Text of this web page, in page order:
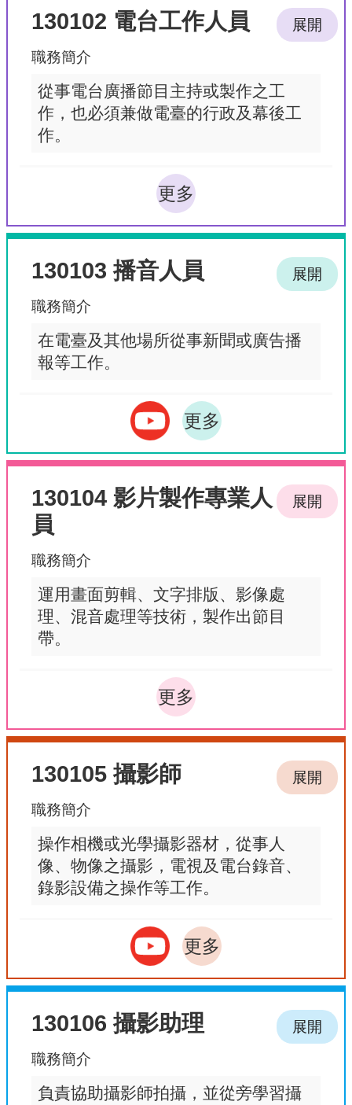
130102 電台工作人員
職務簡介
從事電台廣播節目主持或製作之工
作，也必須兼做電臺的行政及幕後工
作。
更多
展開
130103 播音人員
職務簡介
在電臺及其他場所從事新聞或廣告播
報等工作。
更多
展開
130104 影片製作專業人
員
職務簡介
運用畫面剪輯、文字排版、影像處
理、混音處理等技術，製作出節目
帶。
更多
展開
130105 攝影師
職務簡介
操作相機或光學攝影器材，從事人
像、物像之攝影，電視及電台錄音、
錄影設備之操作等工作。
更多
展開
130106 攝影助理
職務簡介
負責協助攝影師拍攝，並從旁學習攝
展開